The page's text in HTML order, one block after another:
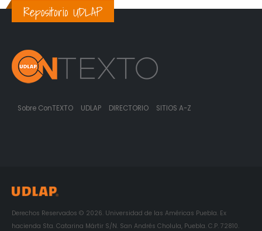
Repositorio UDLAP
Sobre ConTEXTO UDLAP DIRECTORIO SITIOS A-Z
Derechos Reservados © 2026. Universidad de las Américas Puebla. Ex
hacienda Sta. Catarina Mártir S/N. San Andrés Cholula, Puebla. C.P. 72810.